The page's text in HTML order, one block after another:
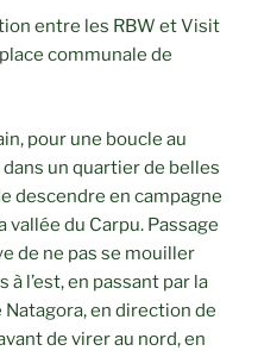
entre les RBW et Visit
communale de
pour une boucle au
un quartier de belles
descendre en campagne
du Carpu. Passage
de ne pas se mouiller
l’est, en passant par la
en direction de
de virer au nord, en